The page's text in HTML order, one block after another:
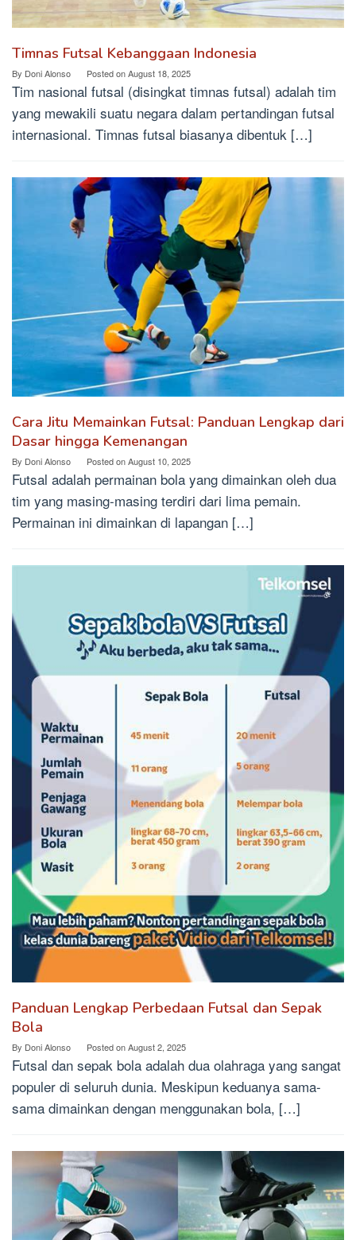
Timnas Futsal Kebanggaan Indonesia
By Doni Alonso Posted onAugust 18, 2025
Tim nasional futsal (disingkat timnas futsal) adalah tim
yang mewakili suatu negara dalam pertandingan futsal
internasional. Timnas futsal biasanya dibentuk […]
Cara Jitu Memainkan Futsal: Panduan Lengkap dari
Dasar hingga Kemenangan
By Doni Alonso Posted onAugust 10, 2025
Futsal adalah permainan bola yang dimainkan oleh dua
tim yang masing-masing terdiri dari lima pemain.
Permainan ini dimainkan di lapangan […]
Panduan Lengkap Perbedaan Futsal dan Sepak
Bola
By Doni Alonso Posted onAugust 2, 2025
Futsal dan sepak bola adalah dua olahraga yang sangat
populer di seluruh dunia. Meskipun keduanya sama-
sama dimainkan dengan menggunakan bola, […]